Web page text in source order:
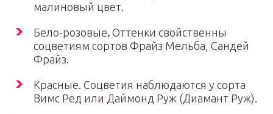
малиновый цвет.
Бело-розовые. Оттенки свойственны
соцветиям сортов Фрайз Мельба, Сандей
Фрайз.
Красные. Соцветия наблюдаются у сорта
Вимс Ред или Даймонд Руж (Диамант Руж).